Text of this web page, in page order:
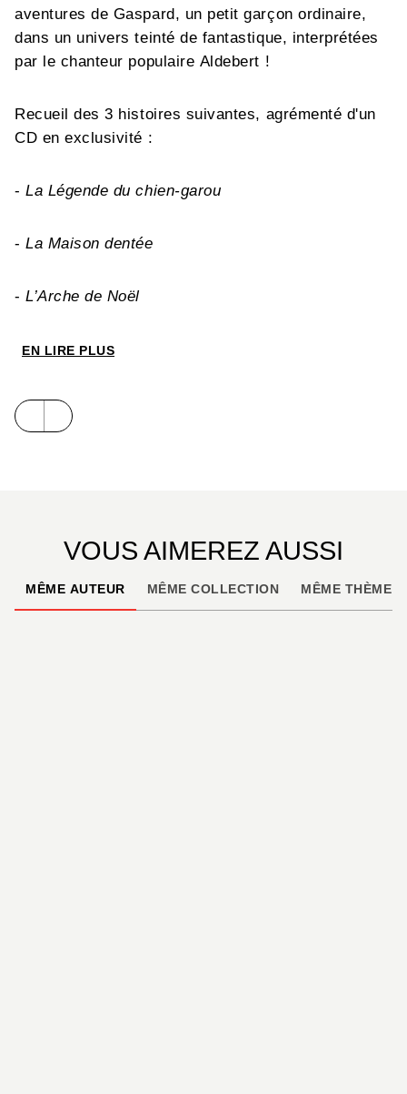
aventures de Gaspard, un petit garçon ordinaire,
dans un univers teinté de fantastique, interprétées
par le chanteur populaire Aldebert !
Recueil des 3 histoires suivantes, agrémenté d'un
CD en exclusivité :
-La Légende du chien-garou
-La Maison dentée
-L’Arche de Noël
EN LIRE PLUS
VOUS AIMEREZ AUSSI
MÊME AUTEUR MÊME COLLECTION MÊME THÈME